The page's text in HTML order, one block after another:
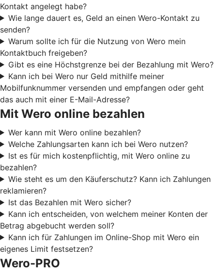
Kontakt angelegt habe?
Wie lange dauert es, Geld an einen Wero-Kontakt zu
senden?
Warum sollte ich für die Nutzung von Wero mein
Kontaktbuch freigeben?
Gibt es eine Höchstgrenze bei der Bezahlung mit Wero?
Kann ich bei Wero nur Geld mithilfe meiner
Mobilfunknummer versenden und empfangen oder geht
das auch mit einer E-Mail-Adresse?
Mit Wero online bezahlen
Wer kann mit Wero online bezahlen?
Welche Zahlungsarten kann ich bei Wero nutzen?
Ist es für mich kostenpflichtig, mit Wero online zu
bezahlen?
Wie steht es um den Käuferschutz? Kann ich Zahlungen
reklamieren?
Ist das Bezahlen mit Wero sicher?
Kann ich entscheiden, von welchem meiner Konten der
Betrag abgebucht werden soll?
Kann ich für Zahlungen im Online-Shop mit Wero ein
eigenes Limit festsetzen?
Wero-PRO